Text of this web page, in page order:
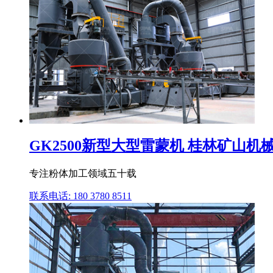
GK2500新型大型雷蒙机 桂林矿山机
专注粉体加工领域五十载
联系电话: 180 3780 8511